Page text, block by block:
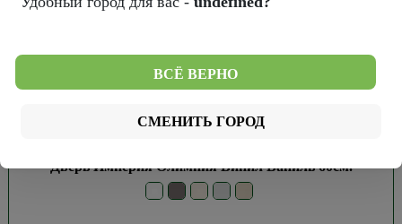
Дверь Империя Олимпия Винил Ваниль 60см.
ВСЁ ВЕРНО
СМЕНИТЬ ГОРОД